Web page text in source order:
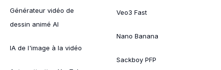
Générateur vidéo de
dessin animé AI
IA de l'image à la vidéo
Veo3 Fast
Nano Banana
Sackboy PFP